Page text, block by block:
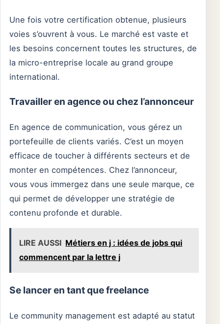
Une fois votre certification obtenue, plusieurs
voies s’ouvrent à vous. Le marché est vaste et
les besoins concernent toutes les structures, de
la micro-entreprise locale au grand groupe
international.
Travailler en agence ou chez l’annonceur
En agence de communication, vous gérez un
portefeuille de clients variés. C’est un moyen
efficace de toucher à différents secteurs et de
monter en compétences. Chez l’annonceur,
vous vous immergez dans une seule marque, ce
qui permet de développer une stratégie de
contenu profonde et durable.
LIRE AUSSI Métiers en j : idées de jobs qui
commencent par la lettre j
Se lancer en tant que freelance
Le community management est adapté au statut